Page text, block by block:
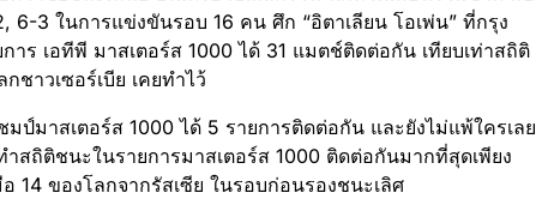
6-3 ในการแข่งขันรอบ 16 คน ศึก “อิตาเลียน โอเพ่น” ที่กรุง
าร เอทีพี มาสเตอร์ส 1000 ได้ 31 แมตช์ติดต่อกัน เทียบเท่าสถิติ
าวเซอร์เบีย เคยทำไว้
ป์มาสเตอร์ส 1000 ได้ 5 รายการติดต่อกัน และยังไม่แพ้ใครเลย
สถิติชนะในรายการมาสเตอร์ส 1000 ติดต่อกันมากที่สุดเพียง
14 ของโลกจากรัสเซีย ในรอบก่อนรองชนะเลิศ